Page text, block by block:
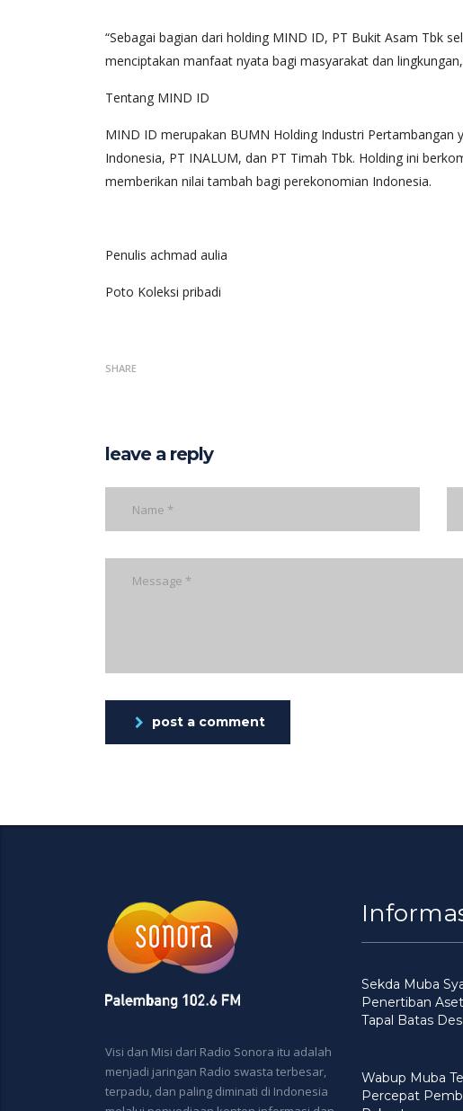
“Sebagai bagian dari holding MIND ID, PT Bukit Asam Tbk
menciptakan manfaat nyata bagi masyarakat dan
Tentang MIND ID
MIND ID merupakan BUMN Holding Industri Pertambangan
Indonesia, PT INALUM, dan PT Timah Tbk. Holding ini
memberikan nilai tambah bagi perekonomian Indonesia.
Penulis achmad aulia
Poto Koleksi pribadi
SHARE
leave a reply
post a comment
Visi dan Misi dari Radio Sonora itu adalah
menjadi jaringan Radio swasta terbesar,
terpadu, dan paling diminati di Indonesia
Sekda Muba
Penertiban
Tapal Batas
Wabup Muba
Percepat